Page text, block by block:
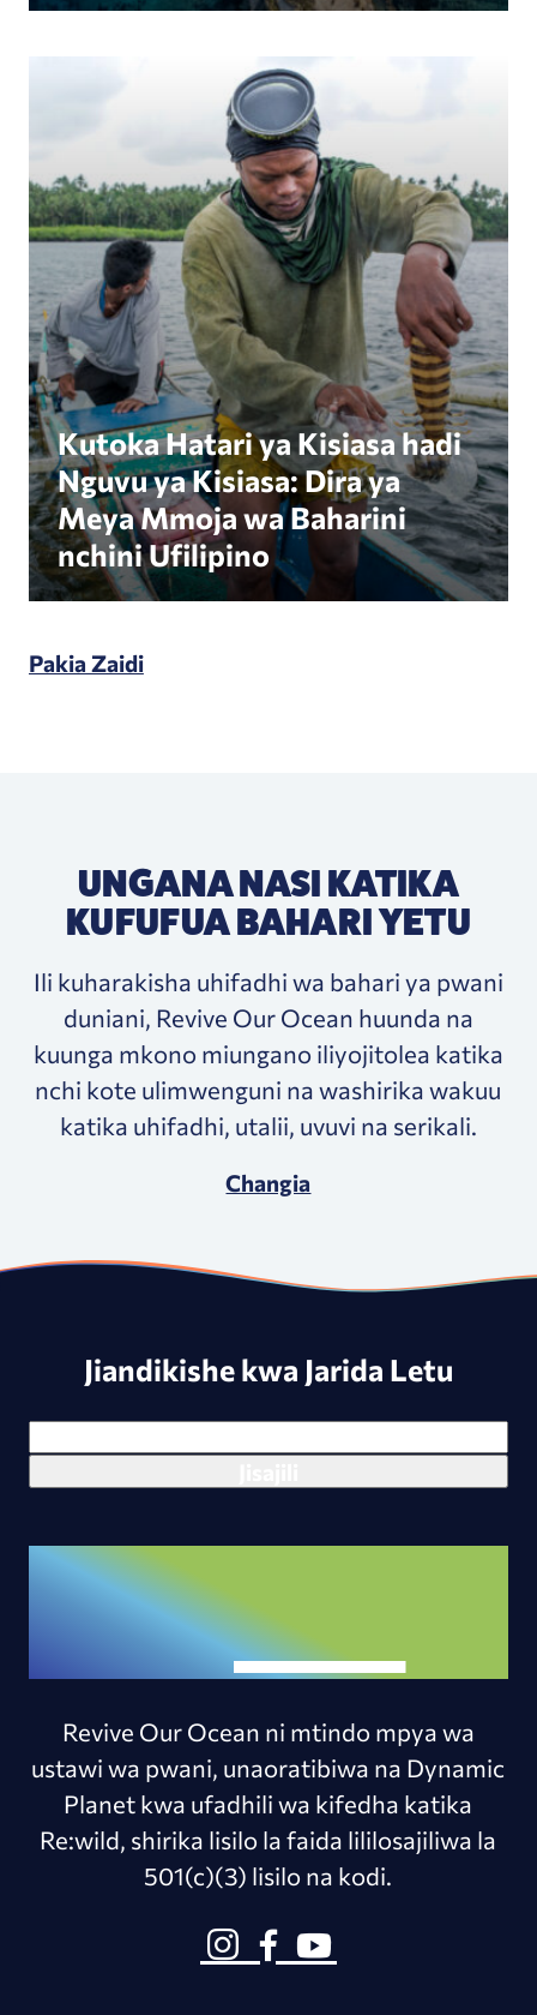
Kutoka Hatari ya Kisiasa hadi Nguvu ya
Kutoka Hatari ya Kisiasa hadi
Nguvu ya Kisiasa: Dira ya
Meya Mmoja wa Baharini
nchini Ufilipino
Pakia Zaidi
UNGANA NASI KATIKA
KUFUFUA BAHARI YETU
Ili kuharakisha uhifadhi wa bahari ya pwani
duniani, Revive Our Ocean huunda na
kuunga mkono miungano iliyojitolea katika
nchi kote ulimwenguni na washirika wakuu
katika uhifadhi, utalii, uvuvi na serikali.
Changia
Jiandikishe kwa Jarida Letu
Revive Our Ocean ni mtindo mpya wa
ustawi wa pwani, unaoratibiwa na Dynamic
Planet kwa ufadhili wa kifedha katika
Re:wild, shirika lisilo la faida lililosajiliwa la
501(c)(3) lisilo na kodi.